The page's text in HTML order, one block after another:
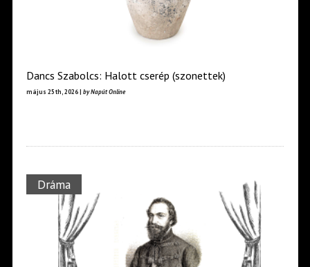
Dancs Szabolcs: Halott cserép (szonettek)
május 25th, 2026 | by Napút Online
Dráma